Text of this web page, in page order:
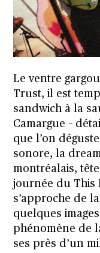
Le ventre
Trust, il est
sandwich à la
Camargue –
que l’on
sonore, la
montréalais,
journée du This
s’approche de
quelques
phénomène de
ses près d’un